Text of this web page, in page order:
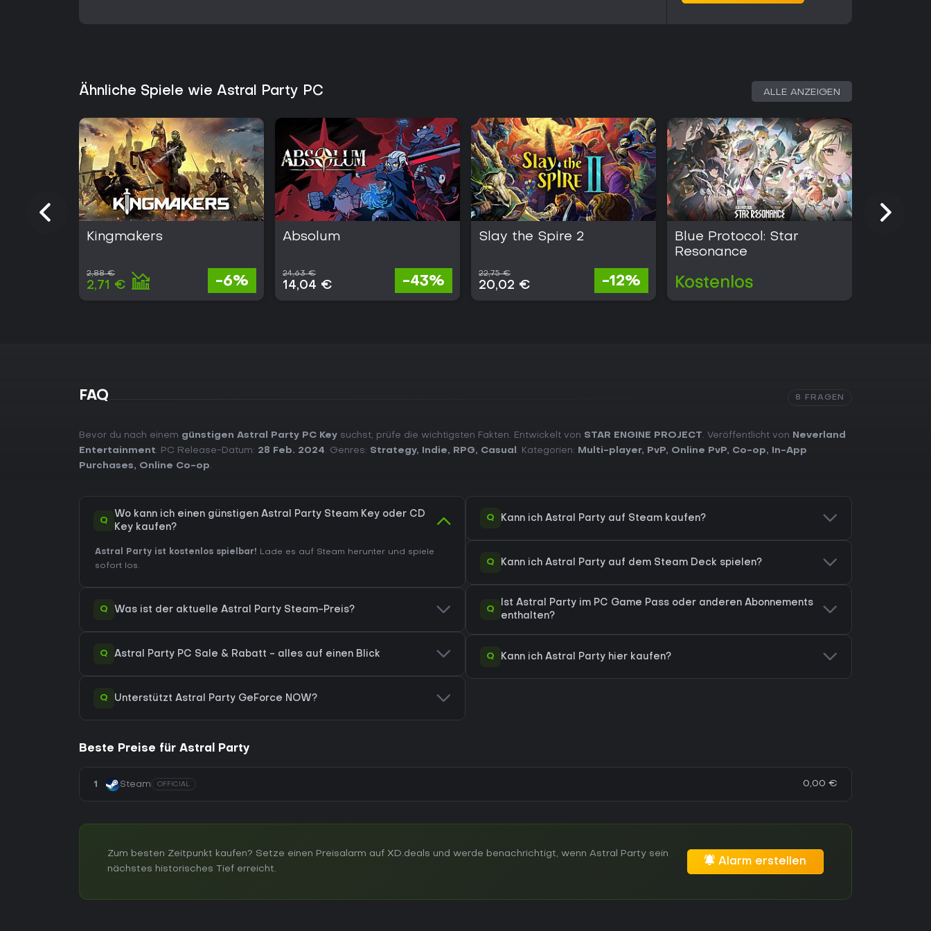
Ähnliche Spiele wie Astral Party PC ALLE ANZEIGEN
Kingmakers
2,88 €
2,71 € -6%
Absolum
24,63 €
14,04 € -43%
Slay the Spire 2
22,75 €
20,02 € -12%
Blue Protocol: Star
Resonance
Kostenlos
FAQ 8 FRAGEN
Bevor du nach einem günstigen Astral Party PC Key suchst, prüfe die wichtigsten Fakten. Entwickelt von STAR ENGINE PROJECT. Veröffentlicht von
Neverland
Entertainment. PC Release-Datum: 28 Feb. 2024. Genres: Strategy, Indie, RPG, Casual . Kategorien: Multi-player, PvP, Online PvP, Co-op,
In-App
Purchases, Online Co-op.
Q
Wo kann ich einen günstigen Astral Party Steam Key oder CD
Key kaufen?
Astral Party ist kostenlos spielbar! Lade es auf Steam herunter und spiele
sofort los.
Q Was ist der aktuelle Astral Party Steam-Preis?
Q Astral Party PC Sale & Rabatt - alles auf einen Blick
Q Unterstützt Astral Party GeForce NOW?
Q Kann ich Astral Party auf Steam kaufen?
Q Kann ich Astral Party auf dem Steam Deck spielen?
Q
Ist Astral Party im PC Game Pass oder anderen Abonnements
enthalten?
Q Kann ich Astral Party hier kaufen?
Beste Preise für Astral Party
1 Steam OFFICIAL 0,00 €
Zum besten Zeitpunkt kaufen? Setze einen Preisalarm auf XD.deals und werde benachrichtigt, wenn Astral Party sein
nächstes historisches Tief erreicht.
Alarm erstellen